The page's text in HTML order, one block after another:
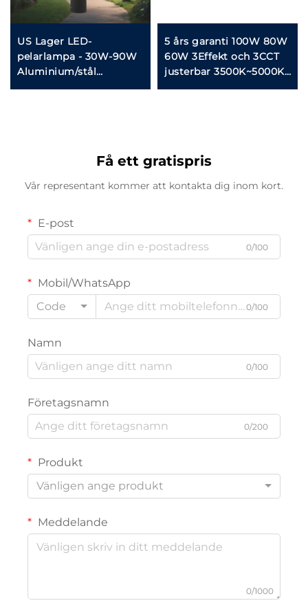
US Lager LED-
pelarlampa - 30W-90W
Aluminium/stål
toppmonterad armatur,
5 års garanti 100W 80W
60W 3Effekt och 3CCT
justerbar 3500K~5000K
130lm/W LED
Få ett gratispris
Vår representant kommer att kontakta dig inom kort.
E-post
0/100
Mobil/WhatsApp
Code
0/100
Namn
0/100
Företagsnamn
0/200
Produkt
Vänligen ange produkt
Meddelande
0/1000